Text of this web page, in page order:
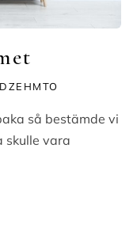
så bestämde vi
skulle vara